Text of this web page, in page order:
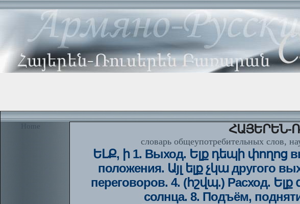
Home ՀԱՅԵՐԵՆ-
словарь общеупотребительных слов,
ԵԼՔ, ի 1. Выход. Ելք դեպի փողոց
положения. Այլ ելք չկա другого
переговоров. 4. (հշվպ.) Расход. Ելք
солнца. 8. Подъём,